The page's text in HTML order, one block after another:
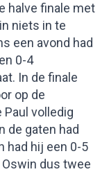
halve finale met
niets in te
een avond had
0-4
In de finale
op de
Paul volledig
de gaten had
had hij een 0-5
dus twee